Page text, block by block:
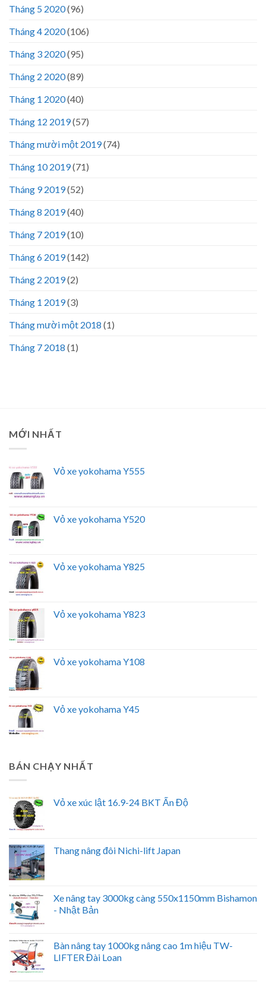
Tháng 5 2020(96)
Tháng 4 2020(106)
Tháng 3 2020(95)
Tháng 2 2020(89)
Tháng 1 2020(40)
Tháng 12 2019(57)
Tháng mười một 2019(74)
Tháng 10 2019(71)
Tháng 9 2019(52)
Tháng 8 2019(40)
Tháng 7 2019(10)
Tháng 6 2019(142)
Tháng 2 2019(2)
Tháng 1 2019(3)
Tháng mười một 2018 (1)
Tháng 7 2018 (1)
MỚI NHẤT
Vỏ xe yokohama Y555
Vỏ xe yokohama Y520
Vỏ xe yokohama Y825
Vỏ xe yokohama Y823
Vỏ xe yokohama Y108
Vỏ xe yokohama Y45
BÁN CHẠY NHẤT
Vỏ xe xúc lật 16.9-24 BKT Ấn Độ
Thang nâng đôi Nichi-lift Japan
Xe nâng tay 3000kg càng 550x1150mm Bishamon
- Nhật Bản
Bàn nâng tay 1000kg nâng cao 1m hiệu TW-
LIFTER Đài Loan